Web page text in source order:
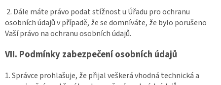
2. Dále máte právo podat stížnost u Úřadu pro ochranu
osobních údajů v případě, že se domníváte, že bylo porušeno
Vaší právo na ochranu osobních údajů.
VII. Podmínky zabezpečení osobních údajů
1. Správce prohlašuje, že přijal veškerá vhodná technická a